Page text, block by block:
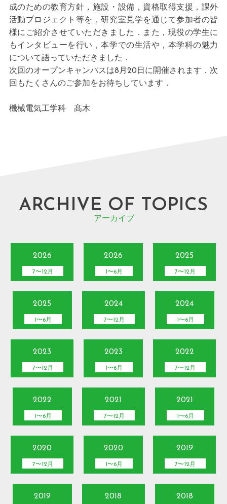
成のための教育方針，施設・設備，資格取得支援，課外
活動プロジェクト等を，研究室見学を通じて参加者の皆
様にご紹介させていただきました．また，現役の学生に
もインタビューを行い，本学での生活や，本学科の魅力
について語っていただきました．
次回のオープンキャンパスは8月20日に開催されます．次
回もたくさんのご参加をお待ちしています．
機械電気工学科 髙木
ARCHIVE OF TOPICS
アーカイブ
2026
7〜12月
2026
1〜6月
2025
7〜12月
2025
1〜6月
2024
7〜12月
2024
1〜6月
2023
7〜12月
2023
1〜6月
2022
7〜12月
2022
1〜6月
2021
7〜12月
2021
1〜6月
2020
7〜12月
2020
1〜6月
2019
7〜12月
2019 2018 2018